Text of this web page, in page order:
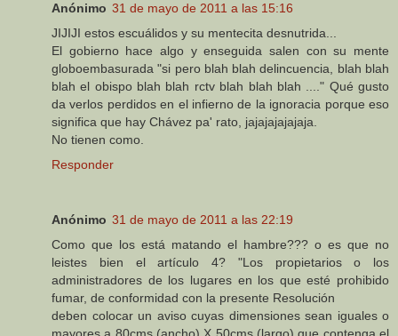
Anónimo 31 de mayo de 2011 a las 15:16
JIJIJI estos escuálidos y su mentecita desnutrida...
El gobierno hace algo y enseguida salen con su mente
globoembasurada "si pero blah blah delincuencia, blah blah
blah el obispo blah blah rctv blah blah blah ...." Qué gusto
da verlos perdidos en el infierno de la ignoracia porque eso
significa que hay Chávez pa' rato, jajajajajajaja.
No tienen como.
Responder
Anónimo 31 de mayo de 2011 a las 22:19
Como que los está matando el hambre??? o es que no
leistes bien el artículo 4? "Los propietarios o los
administradores de los lugares en los que esté prohibido
fumar, de conformidad con la presente Resolución
deben colocar un aviso cuyas dimensiones sean iguales o